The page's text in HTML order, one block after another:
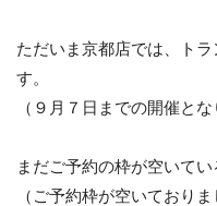
ただいま京都店では、ト
す。
（９月７日までの開催とな
まだご予約の枠が空いて
（ご予約枠が空いておりま